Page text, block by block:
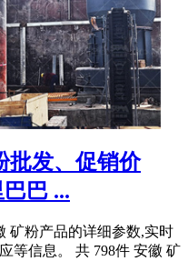
批发、促销价
巴 ...
矿粉产品的详细参数,实时
等信息。 共 798件 安徽 矿